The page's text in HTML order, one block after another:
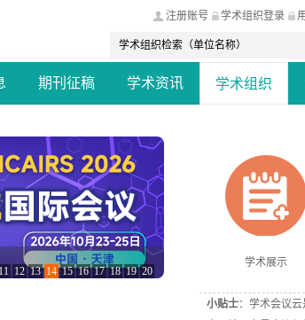
注册账号 学术组织登录
期刊征稿 学术资讯 学术组织
11 12 13 14 15 16 17 18 19 20
学术展示
小贴士：学术会议云